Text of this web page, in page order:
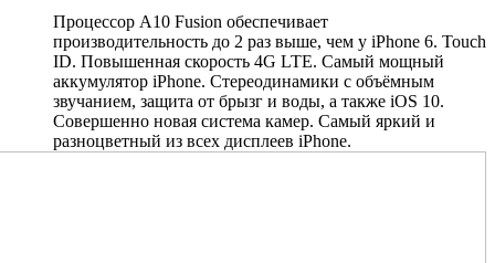
Процессор A10 Fusion обеспечивает
производительность до 2 раз выше, чем у iPhone 6. Touch
ID. Повышенная скорость 4G LTE. Самый мощный
аккумулятор iPhone. Стереодинамики с объёмным
звучанием, защита от брызг и воды, а также iOS 10.
Совершенно новая система камер. Самый яркий и
разноцветный из всех дисплеев iPhone.